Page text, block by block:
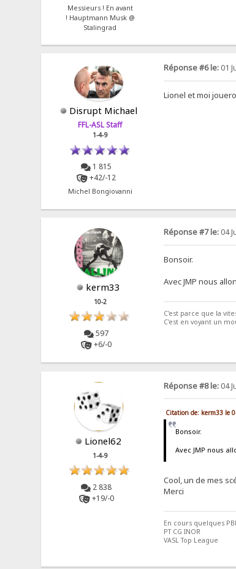
Messieurs ! En avant
! Hauptmann Musk @
Stalingrad
Disrupt Michael
FFL-ASL Staff
1-4-9
1 815
+42/-12
Michel Bongiovanni
Réponse #6 le:01
Lionel et moi
kerm33
10-2
597
+6/-0
Réponse #7 le:04
Bonsoir.
Avec JMP nous
C'est parce que la
C'est en voyant un
Lionel62
1-4-9
2 838
+19/-0
Réponse #8 le:04
Citation de: kerm33 le
Bonsoir.
Avec JMP nous
Cool, un de mes
Merci
En cours quelques
PT CG INOR
VASL Top League